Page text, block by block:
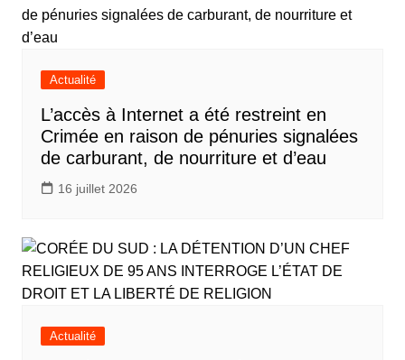
Actualité
L’accès à Internet a été restreint en
Crimée en raison de pénuries signalées
de carburant, de nourriture et d’eau
16 juillet 2026
Actualité